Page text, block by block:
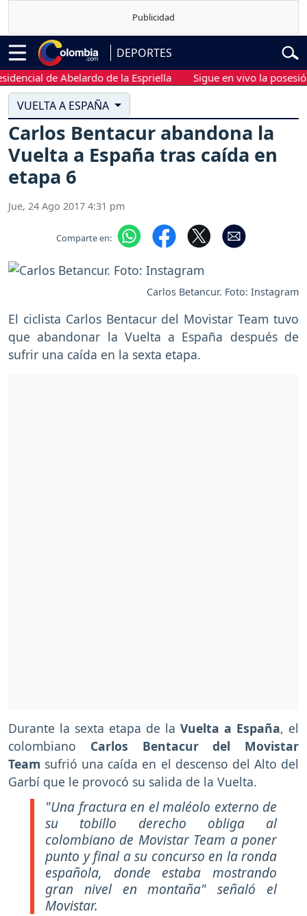
DEPORTES
de Abelardo de la Espriella Sigue en vivo la posesión
VUELTA A ESPAÑA
Carlos Bentacur abandona la
Vuelta a España tras caída en
etapa 6
Jue, 24 Ago 2017 4:31 pm
Comparte en:
Carlos Betancur. Foto: Instagram
El ciclista Carlos Bentacur del Movistar Team tuvo
que abandonar la Vuelta a España después de
sufrir una caída en la sexta etapa.
Durante la sexta etapa de la Vuelta a España, el
colombiano Carlos Bentacur del Movistar
Team sufrió una caída en el descenso del Alto del
Garbí que le provocó su salida de la Vuelta.
"Una fractura en el maléolo externo de
su tobillo derecho obliga al
colombiano de Movistar Team a poner
punto y final a su concurso en la ronda
española, donde estaba mostrando
gran nivel en montaña" señaló el
Movistar.